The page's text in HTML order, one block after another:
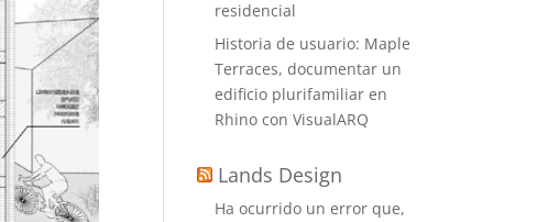
residencial
Historia de usuario: Maple
Terraces, documentar un
edificio plurifamiliar en
Rhino con VisualARQ
Lands Design
Ha ocurrido un error que,